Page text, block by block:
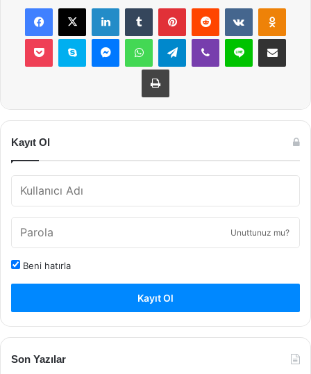
Facebook
X LinkedInTumblr PinterestReddit VKontakte
Pocket Skype MessengerWhatsAppTelegramViber Line E-Posta ile
Yazdır
Kayıt Ol
Unuttunuz mu?
Beni hatırla
Kayıt Ol
Son Yazılar